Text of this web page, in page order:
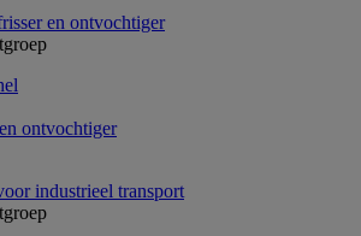
en ontvochtiger
ontvochtiger
industrieel transport